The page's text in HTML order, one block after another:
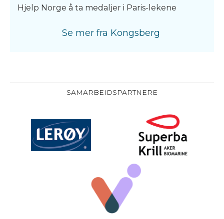
Hjelp Norge å ta medaljer i Paris-lekene
Se mer fra Kongsberg
SAMARBEIDSPARTNERE